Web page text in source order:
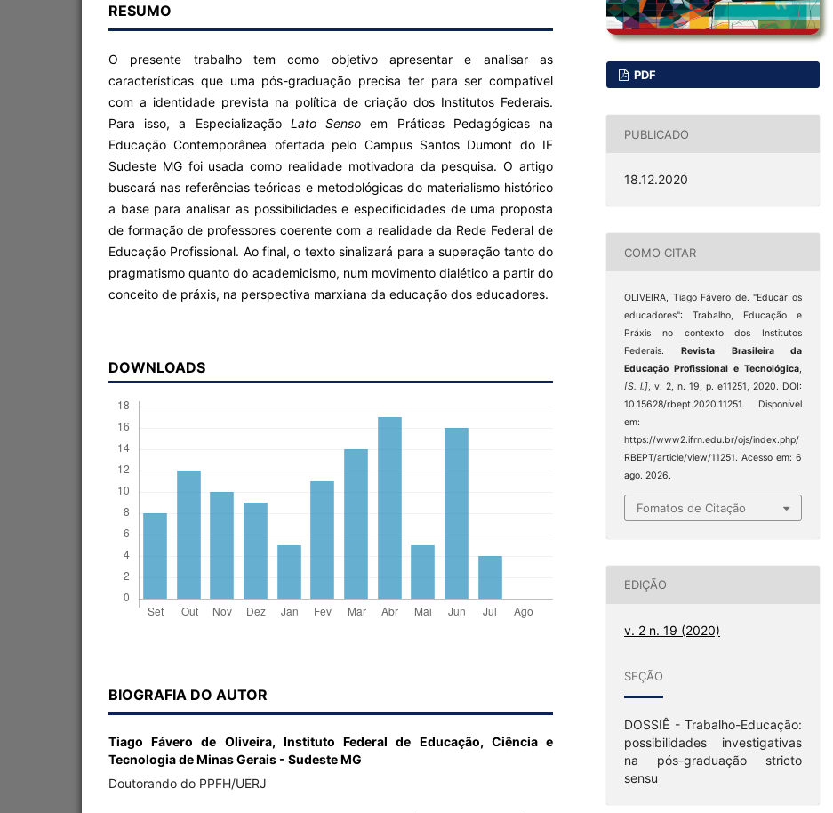
RESUMO
O presente trabalho tem como objetivo apresentar e analisar as
características que uma pós-graduação precisa ter para ser compatível
com a identidade prevista na política de criação dos Institutos Federais.
Para isso, a Especialização Lato Senso em Práticas Pedagógicas na
Educação Contemporânea ofertada pelo Campus Santos Dumont do IF
Sudeste MG foi usada como realidade motivadora da pesquisa. O artigo
buscará nas referências teóricas e metodológicas do materialismo histórico
a base para analisar as possibilidades e especificidades de uma proposta
de formação de professores coerente com a realidade da Rede Federal de
Educação Profissional. Ao final, o texto sinalizará para a superação tanto do
pragmatismo quanto do academicismo, num movimento dialético a partir do
conceito de práxis, na perspectiva marxiana da educação dos educadores.
DOWNLOADS
BIOGRAFIA DO AUTOR
Tiago Fávero de Oliveira, Instituto Federal de Educação, Ciência e
Tecnologia de Minas Gerais - Sudeste MG
Doutorando do PPFH/UERJ
PDF
PUBLICADO
18.12.2020
COMO CITAR
OLIVEIRA, Tiago Fávero de. "Educar os
educadores": Trabalho, Educação e
Práxis no contexto dos Institutos
Federais.Revista Brasileira da
Educação Profissional e Tecnológica,
[S. l.], v. 2, n. 19, p. e11251, 2020. DOI:
10.15628/rbept.2020.11251. Disponível
em:
https://www2.ifrn.edu.br/ojs/index.php/
RBEPT/article/view/11251. Acesso em: 6
ago. 2026.
Fomatos de Citação
EDIÇÃO
v. 2 n. 19 (2020)
SEÇÃO
DOSSIÊ - Trabalho-Educação:
possibilidades investigativas
na pós-graduação stricto
sensu